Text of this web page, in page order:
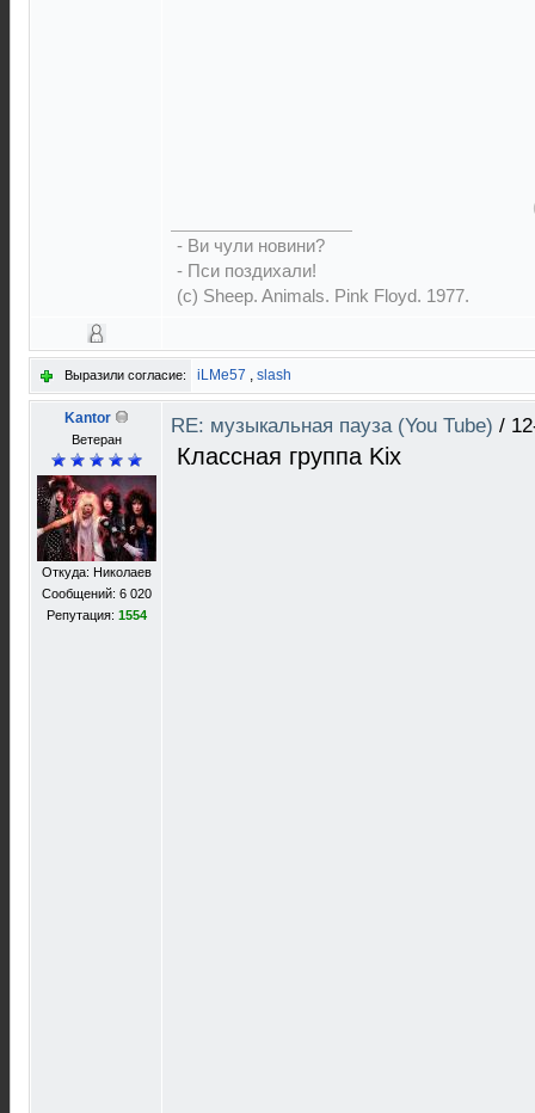
- Ви чули новини?
- Пси поздихали!
(c) Sheep. Animals. Pink Floyd. 1977.
Выразили согласие: iLMe57 , slash
Kantor
Ветеран
Откуда: Николаев
Сообщений: 6 020
Репутация: 1554
RE: музыкальная пауза (You Tube) /
Классная группа Kix